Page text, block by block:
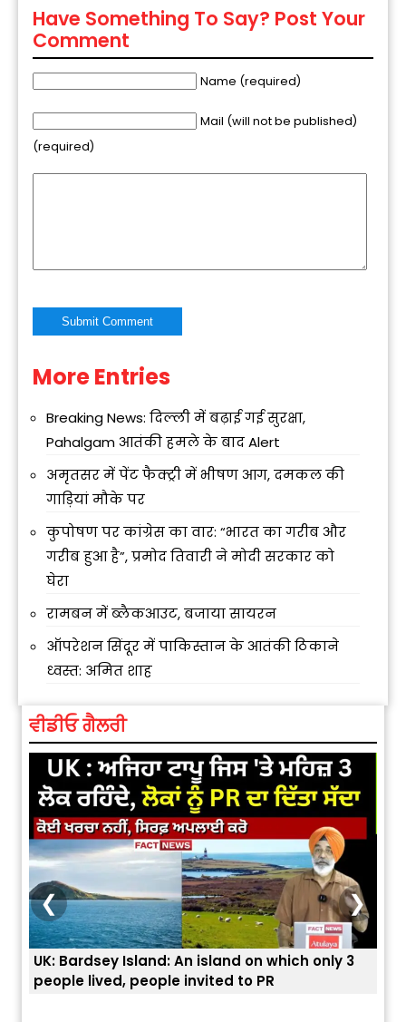
Have Something To Say? Post Your
Comment
Name (required)
Mail (will not be published)
(required)
Alternative:
More Entries
Breaking News: दिल्ली में बढ़ाई गई सुरक्षा,
Pahalgam आतंकी हमले के बाद Alert
अमृतसर में पेंट फैक्ट्री में भीषण आग, दमकल की
गाड़ियां मौके पर
कुपोषण पर कांग्रेस का वार: “भारत का गरीब और
गरीब हुआ है”, प्रमोद तिवारी ने मोदी सरकार को
घेरा
रामबन में ब्लैकआउट, बजाया सायरन
ऑपरेशन सिंदूर में पाकिस्तान के आतंकी ठिकाने
ध्वस्त: अमित शाह
ਵੀਡੀਓ ਗੈਲਰੀ
UK: Bardsey Island: An island on which only 3
people lived, people invited to PR
❮ ❯